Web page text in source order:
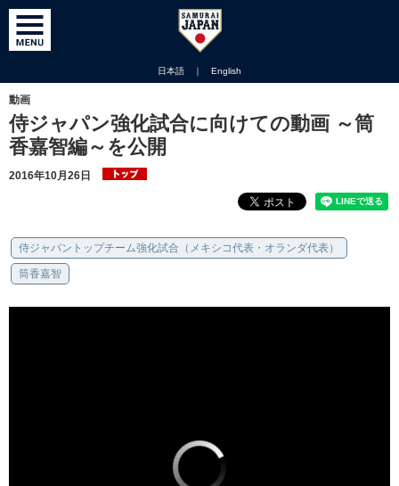
日本語 ｜ English
動画
侍ジャパン強化試合に向けての動画 ～筒
香嘉智編～を公開
2016年10月26日
侍ジャパントップチーム強化試合（メキシコ代表・オランダ代表）
筒香嘉智